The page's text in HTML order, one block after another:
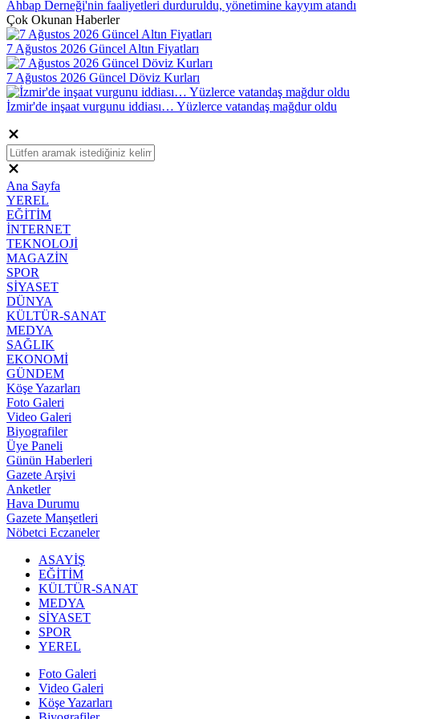
Ahbap Derneği'nin faaliyetleri durduruldu, yönetimine kayyım atandı
Çok Okunan Haberler
7 Ağustos 2026 Güncel Altın Fiyatları
7 Ağustos 2026 Güncel Döviz Kurları
İzmir'de inşaat vurgunu iddiası… Yüzlerce vatandaş mağdur oldu
Ana Sayfa
YEREL
EĞİTİM
İNTERNET
TEKNOLOJİ
MAGAZİN
SPOR
SİYASET
DÜNYA
KÜLTÜR-SANAT
MEDYA
SAĞLIK
EKONOMİ
GÜNDEM
Köşe Yazarları
Foto Galeri
Video Galeri
Biyografiler
Üye Paneli
Günün Haberleri
Gazete Arşivi
Anketler
Hava Durumu
Gazete Manşetleri
Nöbetci Eczaneler
ASAYİŞ
EĞİTİM
KÜLTÜR-SANAT
MEDYA
SİYASET
SPOR
YEREL
Foto Galeri
Video Galeri
Köşe Yazarları